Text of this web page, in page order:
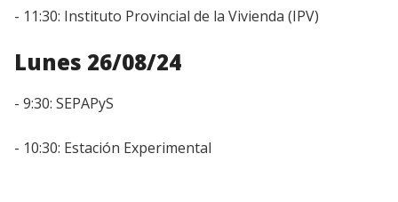
- 11:30: Instituto Provincial de la Vivienda (IPV)
Lunes 26/08/24
- 9:30: SEPAPyS
- 10:30: Estación Experimental